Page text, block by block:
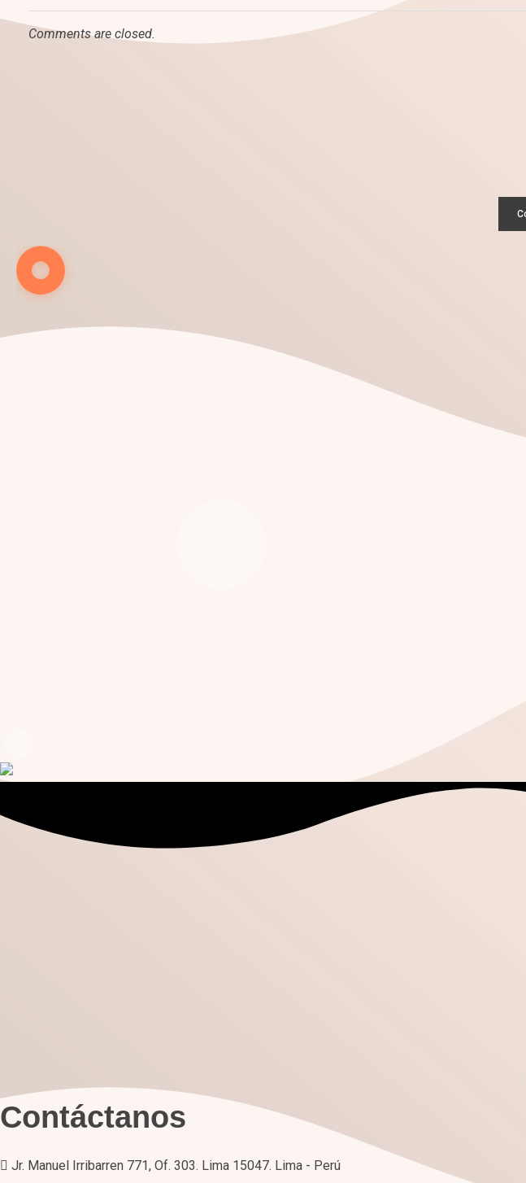
Comments are closed.
Contáctanos
Jr. Manuel Irribarren 771, Of. 303. Lima 15047. Lima - Perú